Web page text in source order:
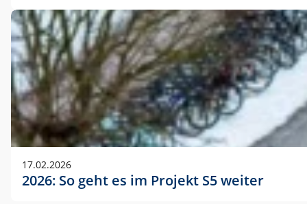
17.02.2026
2026: So geht es im Projekt S5 weiter